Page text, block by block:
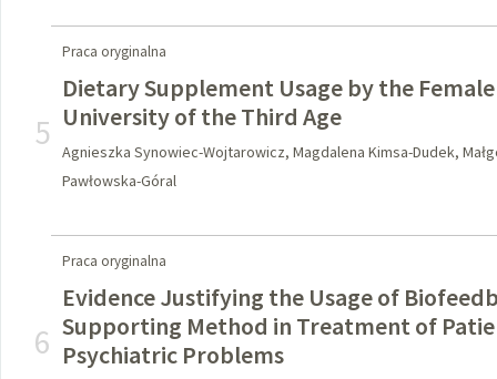
5
Praca oryginalna
Dietary Supplement Usage by the
University of the Third Age
Agnieszka Synowiec-Wojtarowicz, Magdalena Kimsa-Dudek,
Pawłowska-Góral
6
Praca oryginalna
Evidence Justifying the Usage of
Supporting Method in Treatment of
Psychiatric Problems